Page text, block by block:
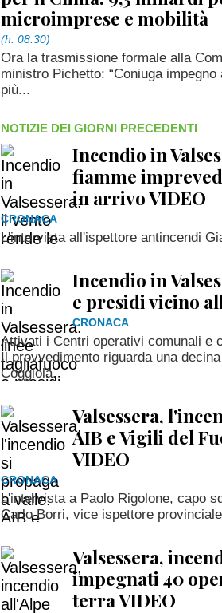
microimprese e mobilità
(h. 08:30)
Ora la trasmissione formale alla
ministro Pichetto: “Coniuga
più...
NOTIZIE DEI GIORNI PRECEDENTI
Incendio in
fiamme
in arrivo VIDEO
CRONACA
L'intervista all'ispettore antincendi
Incendio in
e presidi vicino
CRONACA
Attivati i Centri operativi comunali e
Il provvedimento riguarda una
Coggiola.
Valsessera,
AIB e Vigili del
VIDEO
CRONACA
L'intervista a Paolo Rigolone, capo
Carlo Borri, vice ispettore
Valsessera,
impegnati 40
terra VIDEO